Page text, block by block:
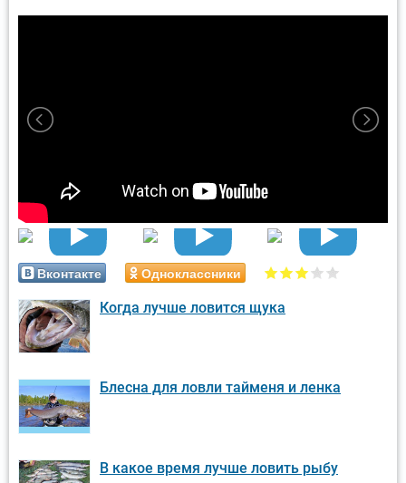
Вконтакте Одноклассники
Когда лучше ловится щука
Блесна для ловли тайменя и ленка
В какое время лучше ловить рыбу